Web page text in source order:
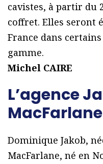
cavistes, à partir du
coffret. Elles seront
France dans
gamme.
Michel CAIRE
L’agence
MacFarlane
Dominique Jakob,
MacFarlane, né en